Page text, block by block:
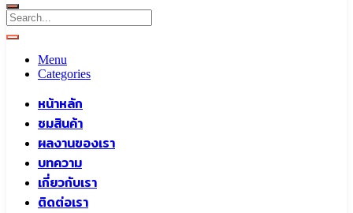
Menu
Categories
หน้าหลัก
ชมสินค้า
ผลงานของเรา
บทความ
เกี่ยวกับเรา
ติดต่อเรา